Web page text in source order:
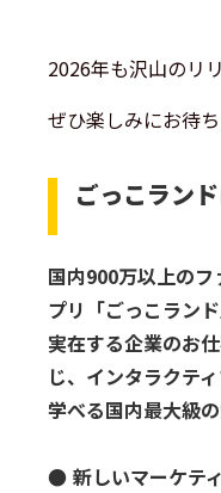
2026年も沢山のリ
ぜひ楽しみにお待
ごっこラン
国内900万以上の
プリ「ごっこランド
実在する企業のお
じ、インタラクテ
学べる国内最大級の
● 新しいマーケテ